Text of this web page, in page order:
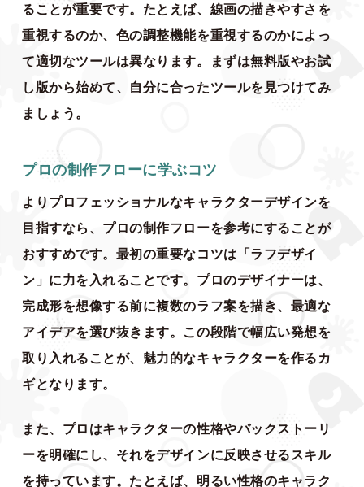
ることが重要です。たとえば、線画の描きやすさを
重視するのか、色の調整機能を重視するのかによっ
て適切なツールは異なります。まずは無料版やお試
し版から始めて、自分に合ったツールを見つけてみ
ましょう。
プロの制作フローに学ぶコツ
よりプロフェッショナルなキャラクターデザインを
目指すなら、プロの制作フローを参考にすることが
おすすめです。最初の重要なコツは「ラフデザイ
ン」に力を入れることです。プロのデザイナーは、
完成形を想像する前に複数のラフ案を描き、最適な
アイデアを選び抜きます。この段階で幅広い発想を
取り入れることが、魅力的なキャラクターを作るカ
ギとなります。
また、プロはキャラクターの性格やバックストーリ
ーを明確にし、それをデザインに反映させるスキル
を持っています。たとえば、明るい性格のキャラク